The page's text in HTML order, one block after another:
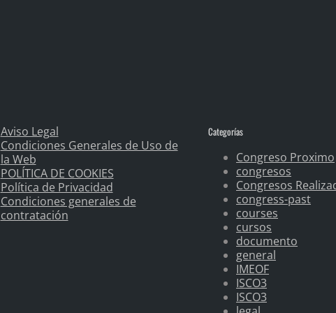
Aviso Legal
Condiciones Generales de Uso de
la Web
POLÍTICA DE COOKIES
Política de Privacidad
Condiciones generales de
contratación
Categorías
Congreso Proximo
congresos
Congresos
congress-past
courses
cursos
documento
general
IMEOF
ISCO3
ISCO3